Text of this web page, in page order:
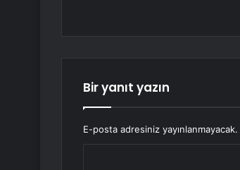
Bir yanıt yazın
E-posta adresiniz yayınlanmayacak.